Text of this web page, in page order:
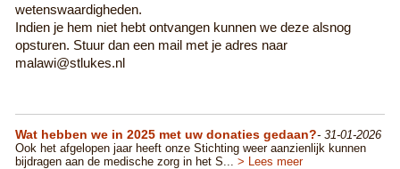
wetenswaardigheden.
Indien je hem niet hebt ontvangen kunnen we deze alsnog
opsturen. Stuur dan een mail met je adres naar
malawi@stlukes.nl
Wat hebben we in 2025 met uw donaties gedaan?- 31-01-2026
​Ook het afgelopen jaar heeft onze Stichting weer aanzienlijk kunnen
bijdragen aan de medische zorg in het S... > Lees meer